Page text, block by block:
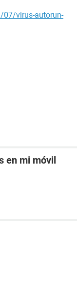
virus-autorun-
en mi móvil